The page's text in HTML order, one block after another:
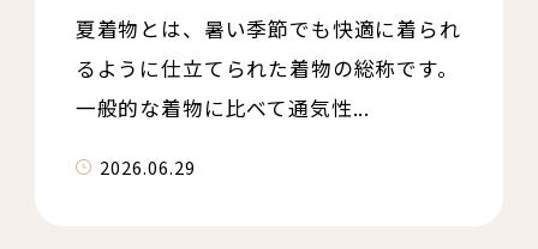
夏着物とは、暑い季節でも快適に着られ
るように仕立てられた着物の総称です。
一般的な着物に比べて通気性...
2026.06.29